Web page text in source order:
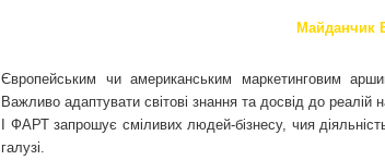
Майданчик
Європейським чи американським маркетинговим
Важливо адаптувати світові знання та досвід до реалій
І ФАРТ запрошує сміливих людей-бізнесу, чия
галузі.